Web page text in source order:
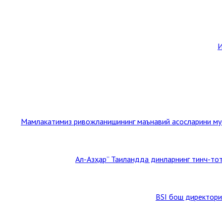
Мамлакатимиз ривожланишининг маънавий асосларини
BSI бош